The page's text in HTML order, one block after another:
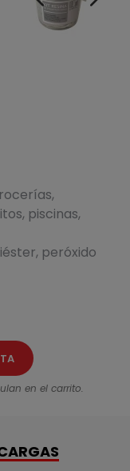
piscinas,
peróxido
en el carrito.